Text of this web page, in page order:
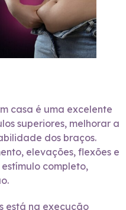
casa é uma excelente
superiores, melhorar a
dos braços.
elevações, flexões e
completo,
está na execução